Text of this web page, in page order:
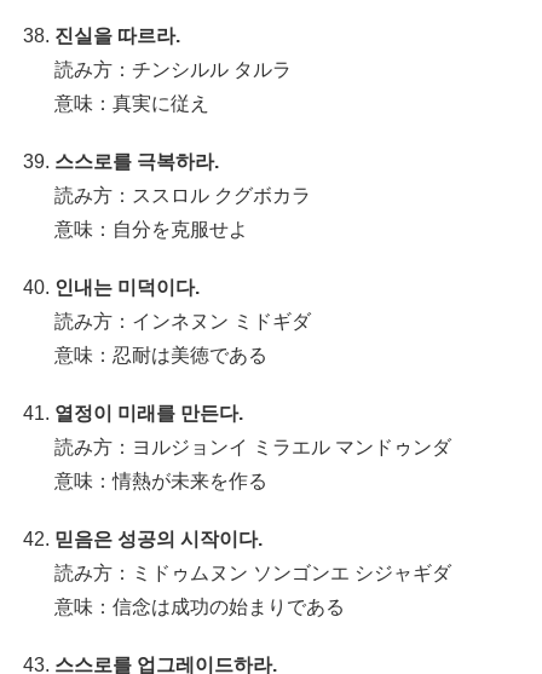
진실을 따르라.
読み方：チンシルル タルラ
意味：真実に従え
스스로를 극복하라.
読み方：ススロル クグボカラ
意味：自分を克服せよ
인내는 미덕이다.
読み方：インネヌン ミドギダ
意味：忍耐は美徳である
열정이 미래를 만든다.
読み方：ヨルジョンイ ミラエル マンドゥンダ
意味：情熱が未来を作る
믿음은 성공의 시작이다.
読み方：ミドゥムヌン ソンゴンエ シジャギダ
意味：信念は成功の始まりである
스스로를 업그레이드하라.